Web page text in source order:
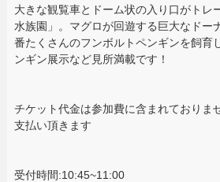
大きな観覧車とドーム状の入り口がトレ
水族園」。マグロが回遊する巨大なドー
番たくさんのフンボルトペンギンを飼育
ンギン展示など見所満載です！
チケット代金は参加費に含まれておりま
支払い頂きます
受付時間:10:45~11:00